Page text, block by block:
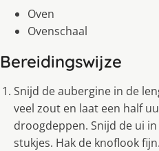
Oven
Ovenschaal
Bereidingswijze
Snijd de aubergine in de
veel zout en laat een half
droogdeppen. Snijd de ui
stukjes. Hak de knoflook